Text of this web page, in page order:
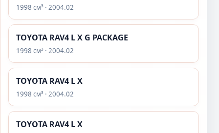
1998 см³ · 2004.02
TOYOTA RAV4 L X G PACKAGE
1998 см³ · 2004.02
TOYOTA RAV4 L X
1998 см³ · 2004.02
TOYOTA RAV4 L X